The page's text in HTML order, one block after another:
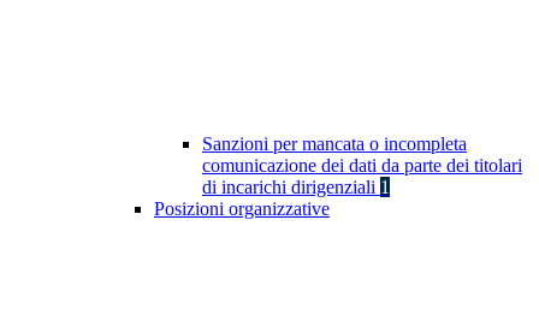
Sanzioni per mancata o incompleta
comunicazione dei dati da parte dei titolari
di incarichi dirigenziali 1
Posizioni organizzative